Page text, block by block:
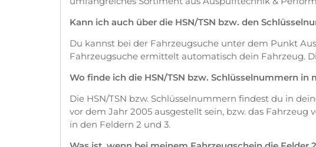
Kann ich auch über die HSN/TSN bzw. den
Du kannst bei der Fahrzeugsuche unter dem Punkt
Fahrzeugsuche ermittelt automatisch dein Fahrzeug.
Wo finde ich die HSN/TSN bzw. Schlüsselnummern in
Die HSN/TSN bzw. Schlüsselnummern findest du in
vor dem Jahr 2005 ausgestellt sein, bzw. das Fahrzeug
in den Feldern 2 und 3.